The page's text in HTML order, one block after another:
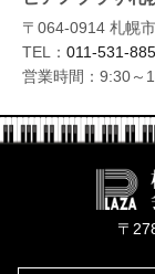
〒064-0914 札幌
TEL： 011-531-
営業時間：9:30～
〒